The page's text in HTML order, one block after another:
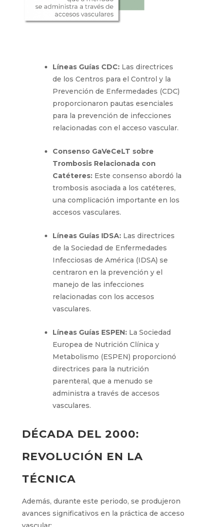
Líneas Guías CDC:Las directrices
de los Centros para el Control y la
Prevención de Enfermedades
(CDC) proporcionaron pautas
esenciales para la prevención de
acceso vascular.
Consenso GaVeCeLT sobre
Trombosis Relacionada con
Catéteres:Este consenso abordó
la trombosis asociada a los
importante en los accesos
vasculares.
Líneas Guías IDSA: Las directrices
de la Sociedad de Enfermedades
Infecciosas de América (IDSA) se
centraron en la prevención y el
relacionadas con los accesos
vasculares.
Líneas Guías ESPEN:La Sociedad
Europea de Nutrición Clínica y
Metabolismo (ESPEN) proporcionó
directrices para la nutrición
vasculares.
TÉCNICA